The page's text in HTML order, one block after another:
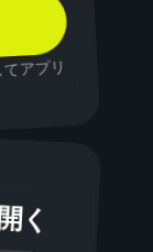
アプリ
く